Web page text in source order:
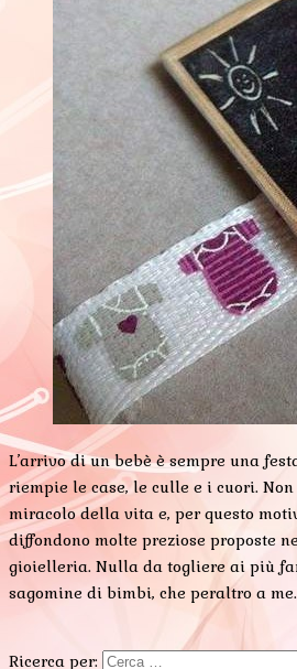
L’arrivo di un bebè è sempre una
riempie le case, le culle e i cuori.
miracolo della vita e, per questo
diffondono molte preziose proposte
gioielleria. Nulla da togliere ai più
sagomine di bimbi, che peraltro a
Ricerca per: